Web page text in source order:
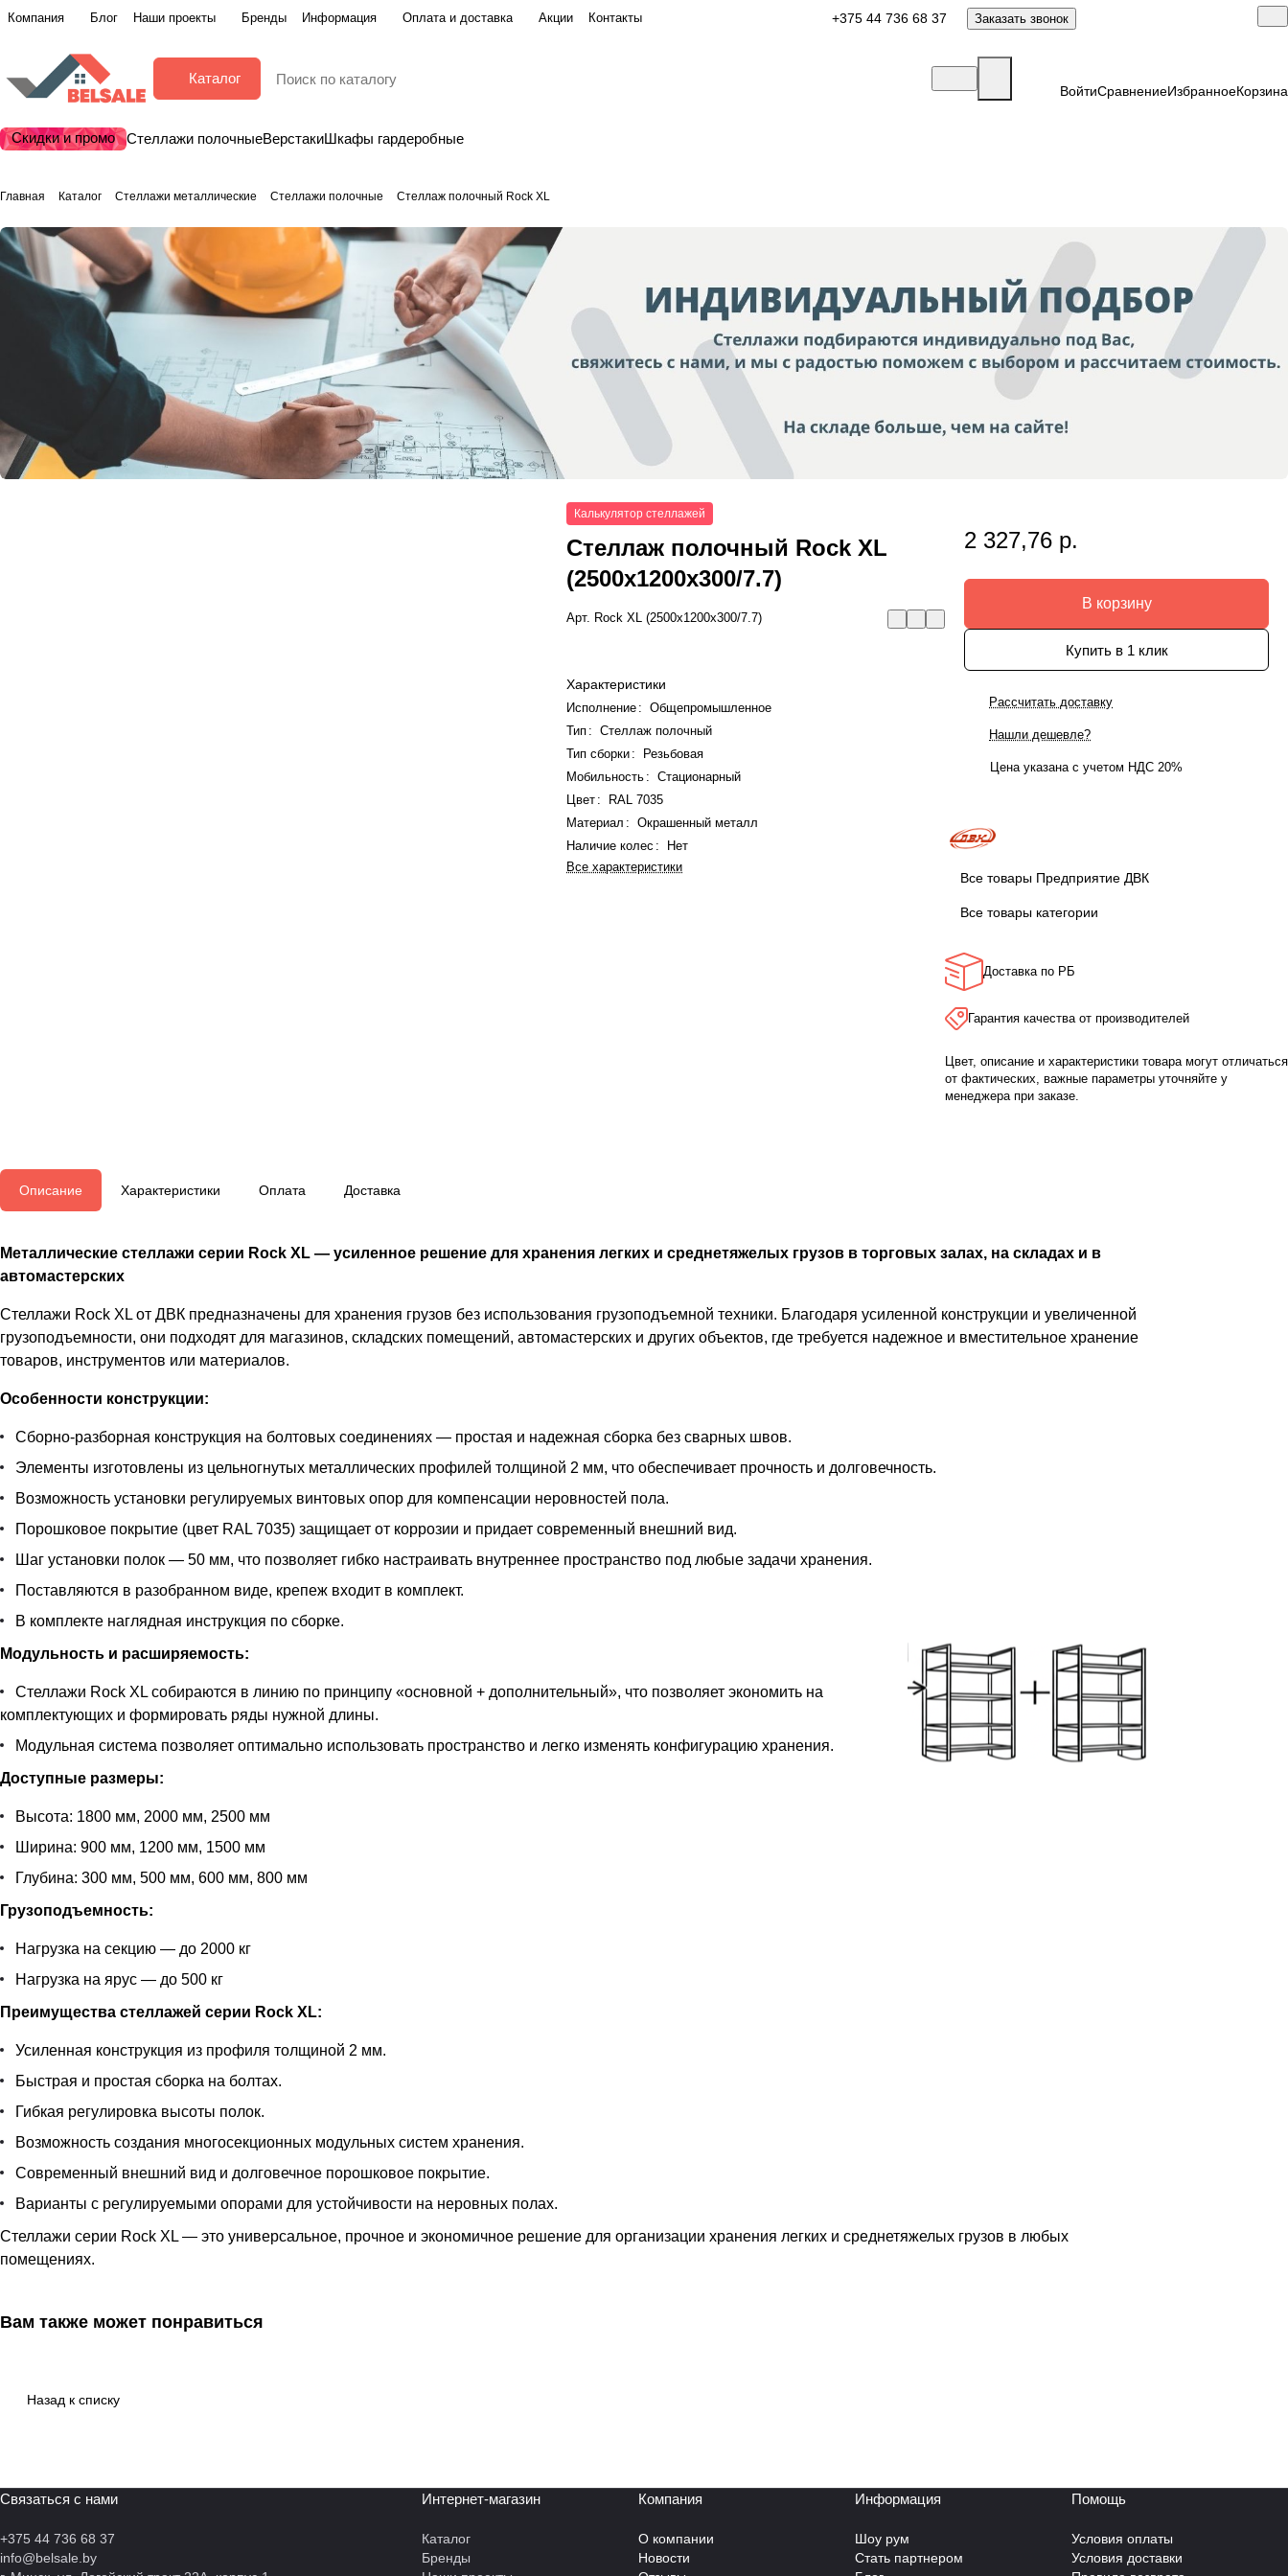
Компания Блог Наши проекты Бренды Информация Оплата и доставка Акции Контакты +375 44 736 68 37 Заказать звонок
Каталог
ВойтиСравнениеИзбранноеКорзина
Скидки и промо Стеллажи полочныеВерстакиШкафы гардеробные
Главная Каталог Стеллажи металлические Стеллажи полочные Стеллаж полочный Rock XL
Калькулятор стеллажей
Стеллаж полочный Rock XL
(2500x1200x300/7.7)
Арт. Rock XL (2500x1200x300/7.7)
Характеристики
Исполнение :
Общепромышленное
Тип :
Стеллаж полочный
Тип сборки:
Резьбовая
Мобильность :
Стационарный
Цвет :
RAL 7035
Материал :
Окрашенный металл
Наличие колес :
Нет
Все характеристики
2 327,76 р.
В корзину
Купить в 1 клик
Рассчитать доставку
Нашли дешевле?
Цена указана с учетом НДС 20%
Все товары Предприятие ДВК
Все товары категории
Доставка по РБ
Гарантия качества от производителей
Цвет, описание и характеристики товара могут отличаться
от фактических, важные параметры уточняйте у
менеджера при заказе.
Описание Характеристики Оплата Доставка
Металлические стеллажи серии Rock XL — усиленное решение для хранения легких и среднетяжелых грузов в торговых залах, на складах и в
автомастерских
Стеллажи Rock XL от ДВК предназначены для хранения грузов без использования грузоподъемной техники. Благодаря усиленной конструкции и увеличенной
грузоподъемности, они подходят для магазинов, складских помещений, автомастерских и других объектов, где требуется надежное и вместительное хранение
товаров, инструментов или материалов.
Особенности конструкции:
Сборно-разборная конструкция на болтовых соединениях — простая и надежная сборка без сварных швов.
Элементы изготовлены из цельногнутых металлических профилей толщиной 2 мм, что обеспечивает прочность и долговечность.
Возможность установки регулируемых винтовых опор для компенсации неровностей пола.
Порошковое покрытие (цвет RAL 7035) защищает от коррозии и придает современный внешний вид.
Шаг установки полок — 50 мм, что позволяет гибко настраивать внутреннее пространство под любые задачи хранения.
Поставляются в разобранном виде, крепеж входит в комплект.
В комплекте наглядная инструкция по сборке.
Модульность и расширяемость:
Стеллажи Rock XL собираются в линию по принципу «основной + дополнительный», что позволяет экономить на
комплектующих и формировать ряды нужной длины.
Модульная система позволяет оптимально использовать пространство и легко изменять конфигурацию хранения.
Доступные размеры:
Высота: 1800 мм, 2000 мм, 2500 мм
Ширина: 900 мм, 1200 мм, 1500 мм
Глубина: 300 мм, 500 мм, 600 мм, 800 мм
Грузоподъемность:
Нагрузка на секцию — до 2000 кг
Нагрузка на ярус — до 500 кг
Преимущества стеллажей серии Rock XL:
Усиленная конструкция из профиля толщиной 2 мм.
Быстрая и простая сборка на болтах.
Гибкая регулировка высоты полок.
Возможность создания многосекционных модульных систем хранения.
Современный внешний вид и долговечное порошковое покрытие.
Варианты с регулируемыми опорами для устойчивости на неровных полах.
Стеллажи серии Rock XL — это универсальное, прочное и экономичное решение для организации хранения легких и среднетяжелых грузов в любых
помещениях.
Вам также может понравиться
Назад к списку
Связаться с нами
+375 44 736 68 37
info@belsale.by
Интернет-магазин
Каталог
Бренды
Компания
О компании
Новости
Информация
Шоу рум
Стать партнером
Помощь
Условия оплаты
Условия доставки